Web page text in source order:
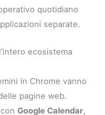
quotidiano
separate.
ecosistema
in Chrome vanno
pagine web.
Google Calendar,